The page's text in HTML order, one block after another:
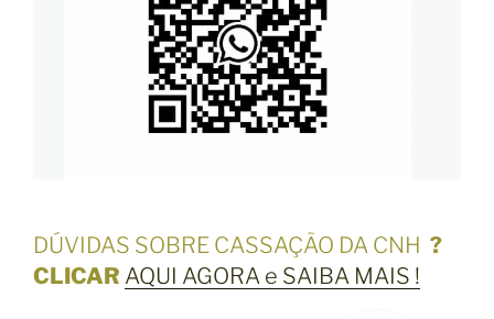
DÚVIDAS SOBRE CASSAÇÃO DA CNH ?
CLICAR AQUI AGORA e SAIBA MAIS !